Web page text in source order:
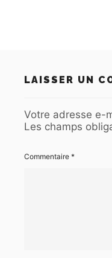
LAISSER UN
Votre adresse e-
Les champs
Commentaire *